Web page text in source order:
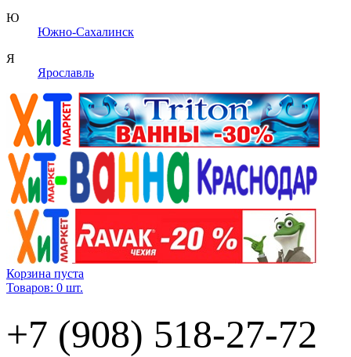
Ю
Южно-Сахалинск
Я
Ярославль
Корзина пуста
Товаров: 0 шт.
+7 (908) 518-27-72